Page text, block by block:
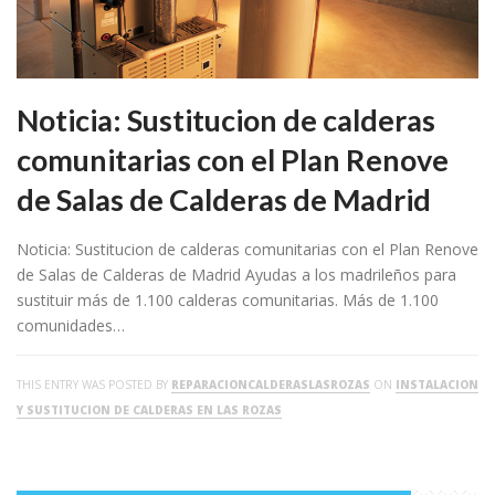
Noticia: Sustitucion de calderas
comunitarias con el Plan Renove
de Salas de Calderas de Madrid
Noticia: Sustitucion de calderas comunitarias con el Plan Renove
de Salas de Calderas de Madrid Ayudas a los madrileños para
sustituir más de 1.100 calderas comunitarias. Más de 1.100
comunidades…
THIS ENTRY WAS POSTED BY REPARACIONCALDERASLASROZAS ON INSTALACION
Y SUSTITUCION DE CALDERAS EN LAS ROZAS